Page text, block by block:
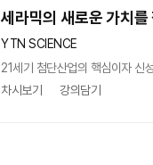
세라믹의 새로운 가치
YTN SCIENCE
21세기 첨단산업의 핵심이자 신
차시보기
강의담기